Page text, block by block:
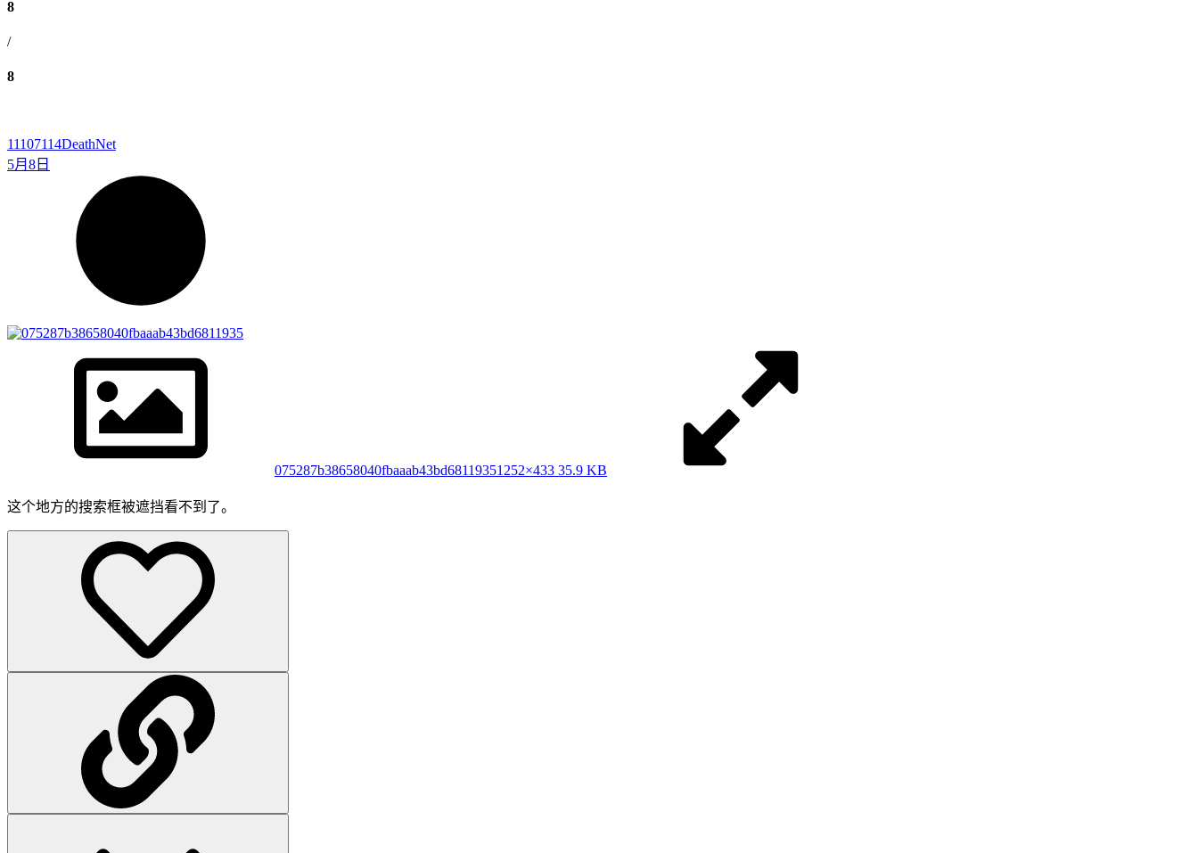
8
/
8
11107114DeathNet
5月8日
075287b38658040fbaaab43bd68119351252×433 35.9 KB
这个地方的搜索框被遮挡看不到了。